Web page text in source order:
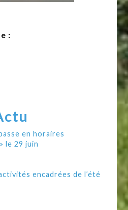
:
en horaires
le 29 juin
encadrées de l’été